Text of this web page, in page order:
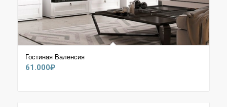
Гостиная Валенсия
61.000₽